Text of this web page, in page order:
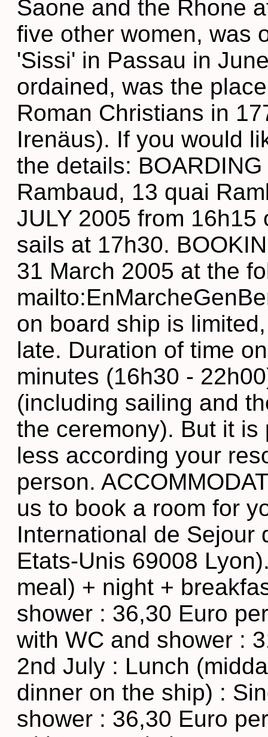
Saone and the Rhone
five other women, was
'Sissi' in Passau in
ordained, was the
Roman Christians in
Irenäus). If you would
the details:
Rambaud, 13 quai
JULY 2005 from
sails at 17h30.
31 March 2005 at the
on board ship is
late. Duration of time
minutes (16h30 -
(including sailing and
the ceremony). But it
less according your
person.
us to book a room for
International de Sejour
Etats-Unis 69008
meal) + night +
shower : 36,30 Euro
with WC and shower :
2nd July : Lunch
dinner on the ship) :
shower : 36,30 Euro